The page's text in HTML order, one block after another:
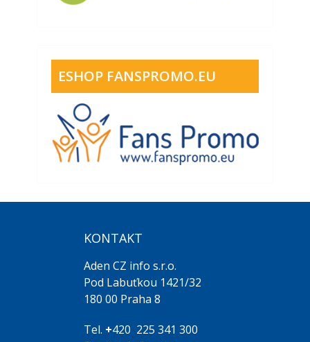
ESHOP FANSPROMO.EU
KONTAKT
Aden CZ info s.r.o.
Pod Labuťkou 1421/32
180 00 Praha 8
Tel. +420 225 341 300